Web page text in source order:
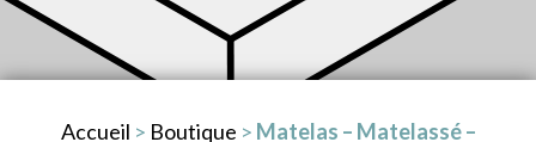
Accueil > Boutique > Matelas – Matelassé –